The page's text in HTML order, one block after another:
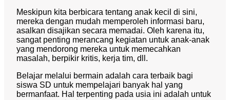
Meskipun kita berbicara tentang anak kecil di sini,
mereka dengan mudah memperoleh informasi baru,
asalkan disajikan secara memadai. Oleh karena itu,
sangat penting merancang kegiatan untuk anak-anak
yang mendorong mereka untuk memecahkan
masalah, berpikir kritis, kerja tim, dll.
Belajar melalui bermain adalah cara terbaik bagi
siswa SD untuk mempelajari banyak hal yang
bermanfaat. Hal terpenting pada usia ini adalah untuk